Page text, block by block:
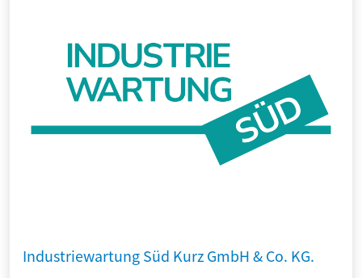
Industriewartung Süd Kurz GmbH & Co. KG.